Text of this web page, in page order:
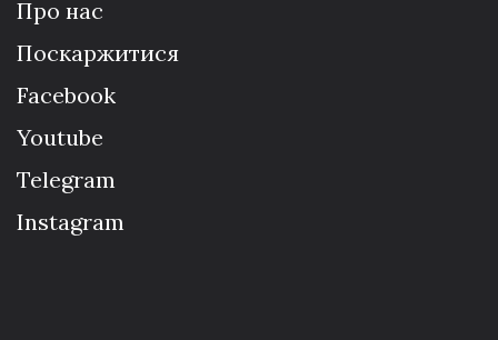
Про нас
Поскаржитися
Facebook
Youtube
Telegram
Instagram